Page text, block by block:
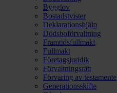
Bygglov
Bostadstvister
Deklarationshjälp
Dödsboförvaltning
Framtidsfullmakt
Fullmakt
Företagsjuridik
Förvaltningsrätt
Förvaring av testamente
Generationsskifte